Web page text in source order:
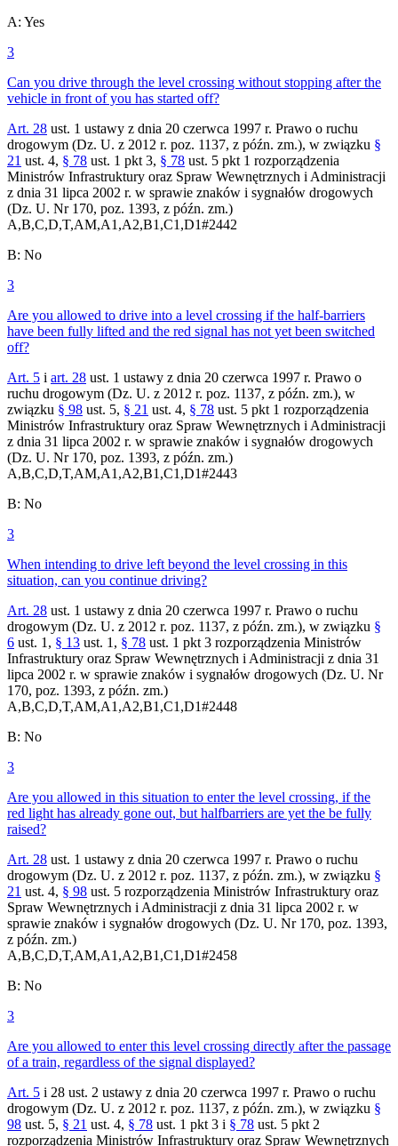
A: Yes
3
Can you drive through the level crossing without stopping after the
vehicle in front of you has started off?
Art. 28 ust. 1 ustawy z dnia 20 czerwca 1997 r. Prawo o ruchu
drogowym (Dz. U. z 2012 r. poz. 1137, z późn. zm.), w związku §
21 ust. 4, § 78 ust. 1 pkt 3, § 78 ust. 5 pkt 1 rozporządzenia
Ministrów Infrastruktury oraz Spraw Wewnętrznych i Administracji
z dnia 31 lipca 2002 r. w sprawie znaków i sygnałów drogowych
(Dz. U. Nr 170, poz. 1393, z późn. zm.)
A,B,C,D,T,AM,A1,A2,B1,C1,D1#2442
B: No
3
Are you allowed to drive into a level crossing if the half-barriers
have been fully lifted and the red signal has not yet been switched
off?
Art. 5 i art. 28 ust. 1 ustawy z dnia 20 czerwca 1997 r. Prawo o
ruchu drogowym (Dz. U. z 2012 r. poz. 1137, z późn. zm.), w
związku § 98 ust. 5, § 21 ust. 4, § 78 ust. 5 pkt 1 rozporządzenia
Ministrów Infrastruktury oraz Spraw Wewnętrznych i Administracji
z dnia 31 lipca 2002 r. w sprawie znaków i sygnałów drogowych
(Dz. U. Nr 170, poz. 1393, z późn. zm.)
A,B,C,D,T,AM,A1,A2,B1,C1,D1#2443
B: No
3
When intending to drive left beyond the level crossing in this
situation, can you continue driving?
Art. 28 ust. 1 ustawy z dnia 20 czerwca 1997 r. Prawo o ruchu
drogowym (Dz. U. z 2012 r. poz. 1137, z późn. zm.), w związku §
6 ust. 1, § 13 ust. 1, § 78 ust. 1 pkt 3 rozporządzenia Ministrów
Infrastruktury oraz Spraw Wewnętrznych i Administracji z dnia 31
lipca 2002 r. w sprawie znaków i sygnałów drogowych (Dz. U. Nr
170, poz. 1393, z późn. zm.)
A,B,C,D,T,AM,A1,A2,B1,C1,D1#2448
B: No
3
Are you allowed in this situation to enter the level crossing, if the
red light has already gone out, but halfbarriers are yet the be fully
raised?
Art. 28 ust. 1 ustawy z dnia 20 czerwca 1997 r. Prawo o ruchu
drogowym (Dz. U. z 2012 r. poz. 1137, z późn. zm.), w związku §
21 ust. 4, § 98 ust. 5 rozporządzenia Ministrów Infrastruktury oraz
Spraw Wewnętrznych i Administracji z dnia 31 lipca 2002 r. w
sprawie znaków i sygnałów drogowych (Dz. U. Nr 170, poz. 1393,
z późn. zm.)
A,B,C,D,T,AM,A1,A2,B1,C1,D1#2458
B: No
3
Are you allowed to enter this level crossing directly after the passage
of a train, regardless of the signal displayed?
Art. 5 i 28 ust. 2 ustawy z dnia 20 czerwca 1997 r. Prawo o ruchu
drogowym (Dz. U. z 2012 r. poz. 1137, z późn. zm.), w związku §
98 ust. 5, § 21 ust. 4, § 78 ust. 1 pkt 3 i § 78 ust. 5 pkt 2
rozporządzenia Ministrów Infrastruktury oraz Spraw Wewnętrznych